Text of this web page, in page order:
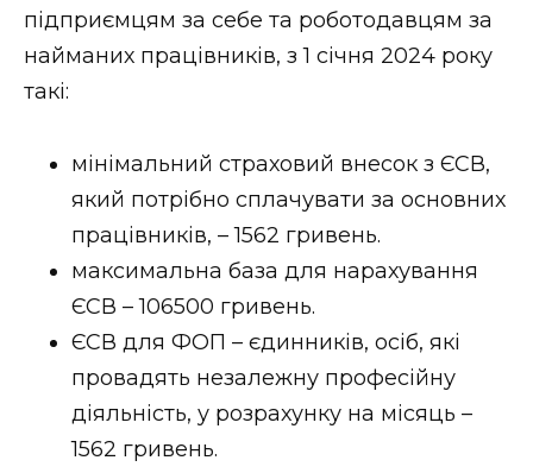
підприємцям за себе та роботодавцям за
найманих працівників, з 1 січня 2024 року
такі:
мінімальний страховий внесок з ЄСВ,
який потрібно сплачувати за основних
працівників, – 1562 гривень.
максимальна база для нарахування
ЄСВ – 106500 гривень.
ЄСВ для ФОП – єдинників, осіб, які
провадять незалежну професійну
діяльність, у розрахунку на місяць –
1562 гривень.